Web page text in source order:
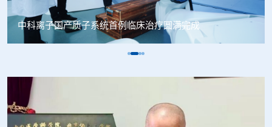
韩国忠清北道上半年农水产品放射性检测结果达标